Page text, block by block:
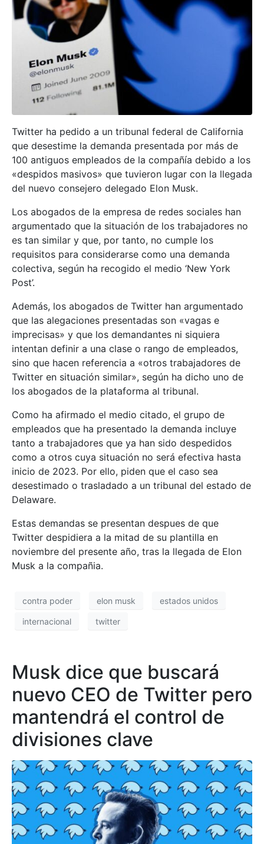
Twitter ha pedido a un tribunal federal de California
que desestime la demanda presentada por más de
100 antiguos empleados de la compañía debido a los
«despidos masivos» que tuvieron lugar con la llegada
del nuevo consejero delegado Elon Musk.
Los abogados de la empresa de redes sociales han
argumentado que la situación de los trabajadores no
es tan similar y que, por tanto, no cumple los
requisitos para considerarse como una demanda
colectiva, según ha recogido el medio ‘New York
Post’.
Además, los abogados de Twitter han argumentado
que las alegaciones presentadas son «vagas e
imprecisas» y que los demandantes ni siquiera
intentan definir a una clase o rango de empleados,
sino que hacen referencia a «otros trabajadores de
Twitter en situación similar», según ha dicho uno de
los abogados de la plataforma al tribunal.
Como ha afirmado el medio citado, el grupo de
empleados que ha presentado la demanda incluye
tanto a trabajadores que ya han sido despedidos
como a otros cuya situación no será efectiva hasta
inicio de 2023. Por ello, piden que el caso sea
desestimado o trasladado a un tribunal del estado de
Delaware.
Estas demandas se presentan despues de que
Twitter despidiera a la mitad de su plantilla en
noviembre del presente año, tras la llegada de Elon
Musk a la compañia.
contra poder elon musk estados unidos
internacional twitter
Musk dice que buscará
nuevo CEO de Twitter pero
mantendrá el control de
divisiones clave